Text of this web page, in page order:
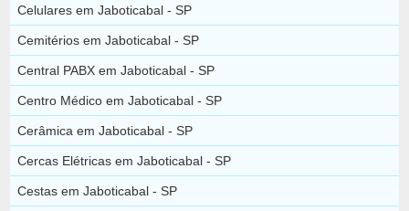
Celulares em Jaboticabal - SP
Cemitérios em Jaboticabal - SP
Central PABX em Jaboticabal - SP
Centro Médico em Jaboticabal - SP
Cerâmica em Jaboticabal - SP
Cercas Elétricas em Jaboticabal - SP
Cestas em Jaboticabal - SP